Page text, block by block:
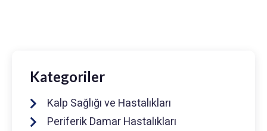
Kategoriler
Kalp Sağlığı ve Hastalıkları
Periferik Damar Hastalıkları